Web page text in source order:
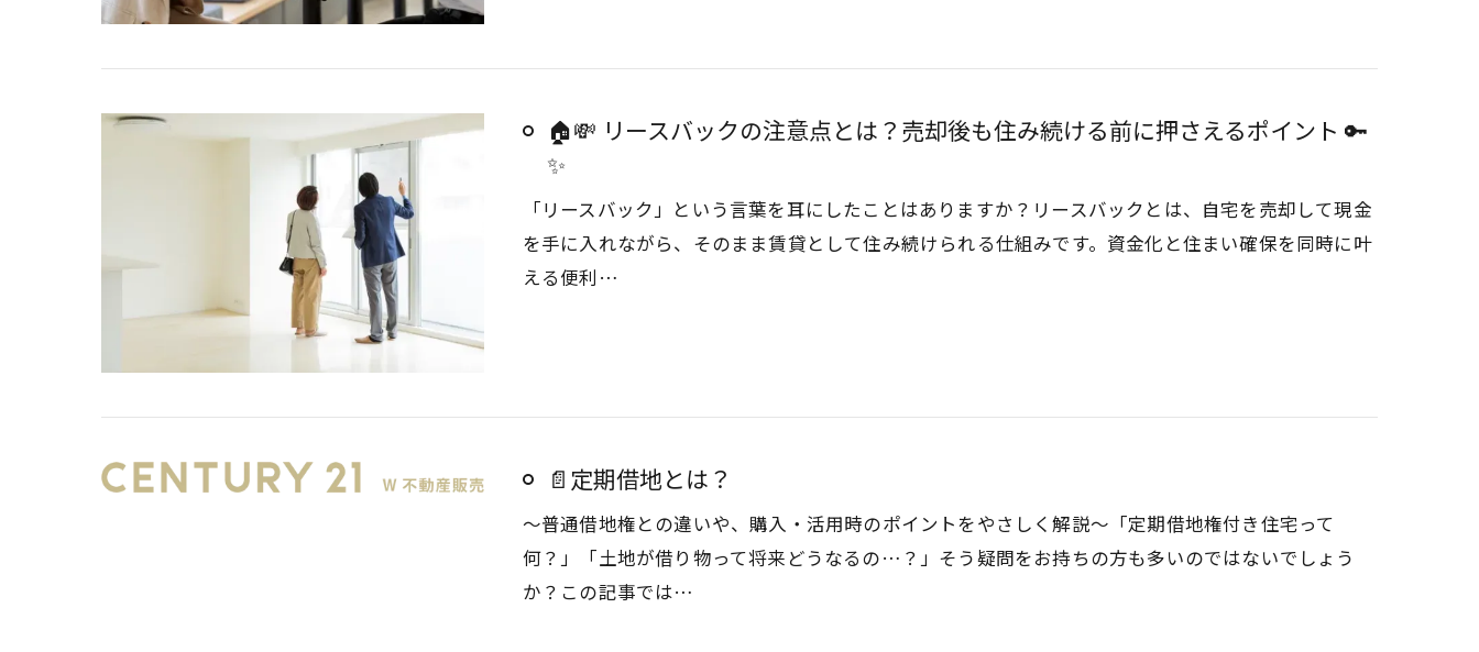
🏠💸 リースバックの注意点とは？売却後も住み続ける前に押さえるポイント 🔑
✨
「リースバック」という言葉を耳にしたことはありますか？リースバックとは、自宅を売却して現金
を手に入れながら、そのまま賃貸として住み続けられる仕組みです。資金化と住まい確保を同時に叶
える便利…
📄定期借地とは？
～普通借地権との違いや、購入・活用時のポイントをやさしく解説～「定期借地権付き住宅って
何？」「土地が借り物って将来どうなるの…？」そう疑問をお持ちの方も多いのではないでしょう
か？この記事では…